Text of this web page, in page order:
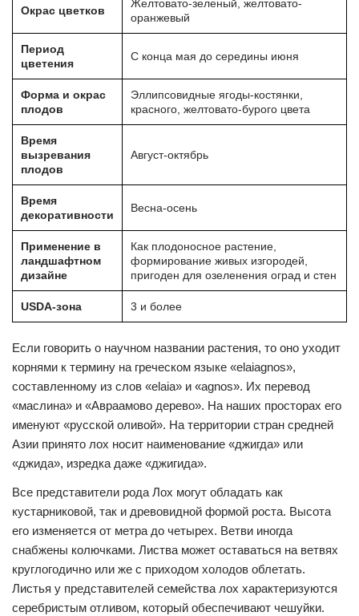
Окрас цветков
Желтовато-зеленый, желтовато-
оранжевый
Период
цветения
С конца мая до середины июня
Форма и окрас
плодов
Эллипсовидные ягоды-костянки,
красного, желтовато-бурого цвета
Время
вызревания
плодов
Август-октябрь
Время
декоративности
Весна-осень
Применение в
ландшафтном
дизайне
Как плодоносное растение,
формирование живых изгородей,
пригоден для озеленения оград и стен
USDA-зона 3 и более
Если говорить о научном названии растения, то оно уходит
корнями к термину на греческом языке «elaiagnos»,
составленному из слов «elaia» и «agnos». Их перевод
«маслина» и «Авраамово дерево». На наших просторах его
именуют «русской оливой». На территории стран средней
Азии принято лох носит наименование «джигда» или
«джида», изредка даже «джигида».
Все представители рода Лох могут обладать как
кустарниковой, так и древовидной формой роста. Высота
его изменяется от метра до четырех. Ветви иногда
снабжены колючками. Листва может оставаться на ветвях
круглогодично или же с приходом холодов облетать.
Листья у представителей семейства лох характеризуются
серебристым отливом, который обеспечивают чешуйки.